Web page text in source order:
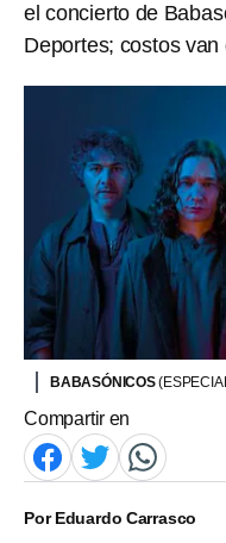
el concierto de
Deportes; costos van
BABASÓNICOS
Compartir en
PorEduardo Carrasco